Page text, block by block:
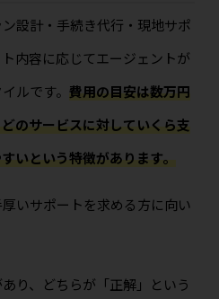
設計・手続き代行・現地サポ
内容に応じてエージェントが
ルです。 費用の目安は数万円
のサービスに対していくら支
いという特徴があります。
いサポートを求める方に向い
り、どちらが「正解」という